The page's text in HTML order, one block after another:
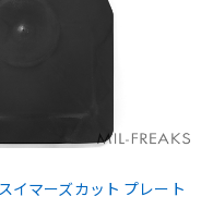
イマーズカット プレート